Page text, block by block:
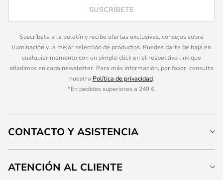
SUSCRÍBETE
Suscríbete a la boletín y recibe ofertas exclusivas, consejos sobre
iluminación y la mejor selección de productos. Puedes darte de baja en
cualquier momento con un simple click en el respectivo link que
añadimos en cada newsletter. Para más información, por favor, consulta
nuestra Política de privacidad.
*En pedidos superiores a 249 €.
CONTACTO Y ASISTENCIA
ATENCIÓN AL CLIENTE